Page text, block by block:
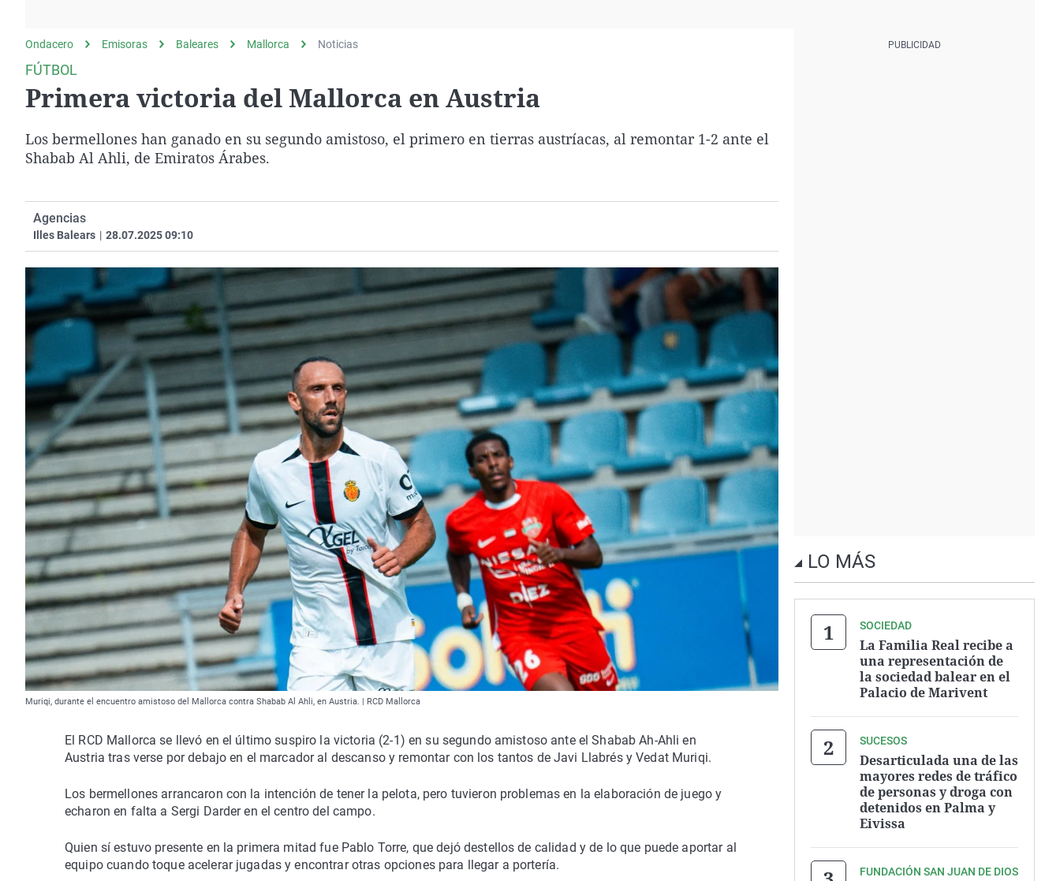
Operación Viuda
Negra
Navarra
Ondacero Emisoras Baleares Mallorca Noticias
FÚTBOL
Primera victoria del Mallorca en Austria
Los bermellones han ganado en su segundo amistoso, el primero en tierras austríacas, al remontar 1-2 ante el
Shabab Al Ahli, de Emiratos Árabes.
Agencias
Illes Balears | 28.07.2025 09:10
Muriqi, durante el encuentro amistoso del Mallorca contra Shabab Al Ahli, en Austria. | RCD Mallorca
El RCD Mallorca se llevó en el último suspiro la victoria (2-1) en su segundo amistoso ante el Shabab Ah-Ahli en
Austria tras verse por debajo en el marcador al descanso y remontar con los tantos de Javi Llabrés y Vedat Muriqi.
Los bermellones arrancaron con la intención de tener la pelota, pero tuvieron problemas en la elaboración de juego y
echaron en falta a Sergi Darder en el centro del campo.
Quien sí estuvo presente en la primera mitad fue Pablo Torre, que dejó destellos de calidad y de lo que puede aportar al
equipo cuando toque acelerar jugadas y encontrar otras opciones para llegar a portería.
LO MÁS
SOCIEDAD
La Familia Real recibe a
una representación de
la sociedad balear en el
Palacio de Marivent
SUCESOS
Desarticulada una de las
mayores redes de tráfico
de personas y droga con
detenidos en Palma y
Eivissa
FUNDACIÓN SAN JUAN DE DIOS